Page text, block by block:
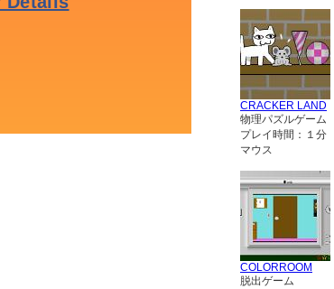
CRACKER LAND
物理パズルゲーム
プレイ時間：１分
マウス
COLORROOM
脱出ゲーム